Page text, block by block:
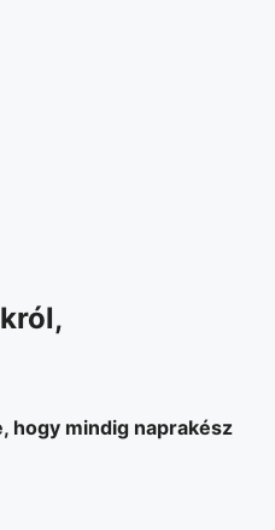
hogy mindig naprakész